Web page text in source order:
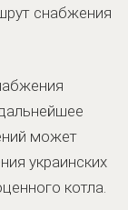
снабжения
может
украинских
котла.